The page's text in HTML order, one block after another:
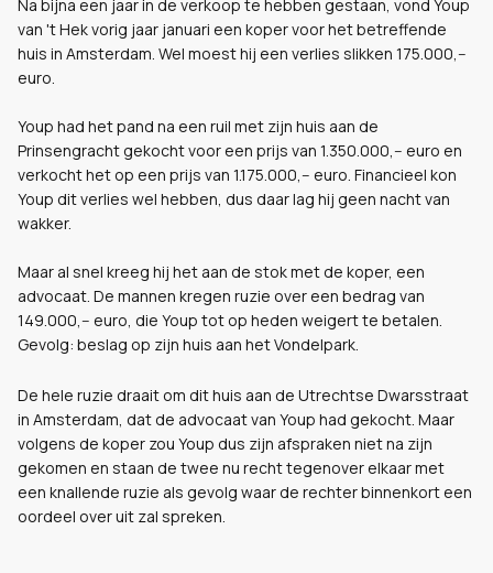
Na bijna een jaar in de verkoop te hebben gestaan, vond Youp
van 't Hek vorig jaar januari een koper voor het betreffende
huis in Amsterdam. Wel moest hij een verlies slikken 175.000,--
euro.
Youp had het pand na een ruil met zijn huis aan de
Prinsengracht gekocht voor een prijs van 1.350.000,-- euro en
verkocht het op een prijs van 1.175.000,-- euro. Financieel kon
Youp dit verlies wel hebben, dus daar lag hij geen nacht van
wakker.
Maar al snel kreeg hij het aan de stok met de koper, een
advocaat. De mannen kregen ruzie over een bedrag van
149.000,-- euro, die Youp tot op heden weigert te betalen.
Gevolg: beslag op zijn huis aan het Vondelpark.
De hele ruzie draait om dit huis aan de Utrechtse Dwarsstraat
in Amsterdam, dat de advocaat van Youp had gekocht. Maar
volgens de koper zou Youp dus zijn afspraken niet na zijn
gekomen en staan de twee nu recht tegenover elkaar met
een knallende ruzie als gevolg waar de rechter binnenkort een
oordeel over uit zal spreken.